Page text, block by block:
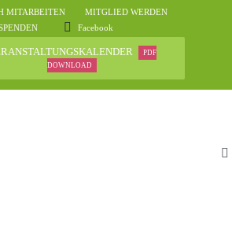
MITARBEITEN
MITGLIED WERDEN
Facebook
PDF
DOWNLOAD